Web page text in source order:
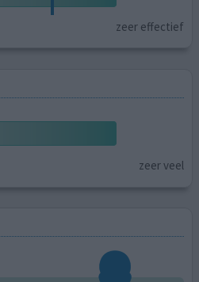
zeer effectief
zeer veel